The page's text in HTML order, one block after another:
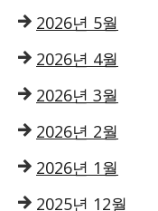
2026년 5월
2026년 4월
2026년 3월
2026년 2월
2026년 1월
2025년 12월